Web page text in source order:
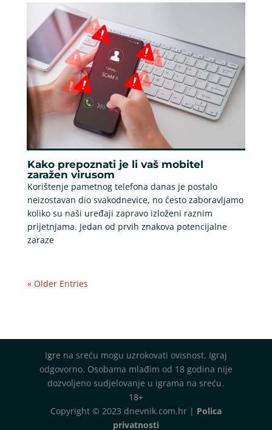
Kako prepoznati je li vaš mobitel
zaražen virusom
Korištenje pametnog telefona danas je postalo
neizostavan dio svakodnevice, no često zaboravljamo
koliko su naši uređaji zapravo izloženi raznim
prijetnjama. Jedan od prvih znakova potencijalne
zaraze
« Older Entries
Igre na sreću mogu uzrokovati ovisnost. Igraj
odgovorno. Osobama mlađim od 18 godina nije
dozvoljeno sudjelovanje u igrama na sreću.
18+
Copyright © 2023 dnevnik.com.hr | Polica
privatnosti